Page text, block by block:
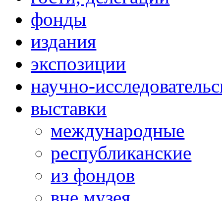
фонды
издания
экспозиции
научно-
выставки
международные
республиканские
из фондов